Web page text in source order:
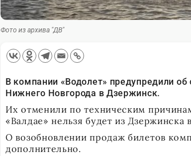
Фото из архива "ДВ"
В компании «Водолет» предупредили
Нижнего Новгорода в Дзержинск.
Их отменили по техническим
«Валдае» нельзя будет из Дзержинска
О возобновлении продаж билетов
дополнительно.